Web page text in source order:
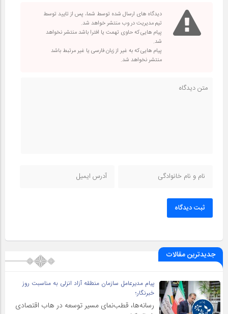
دیدگاه های ارسال شده توسط شما، پس از تایید توسط
تیم مدیریت در وب منتشر خواهد شد.
پیام هایی که حاوی تهمت یا افترا باشد منتشر نخواهد
شد.
پیام هایی که به غیر از زبان فارسی یا غیر مرتبط باشد
منتشر نخواهد شد.
ثبت دیدگاه
جدیدترین مقالات
پیام مدیرعامل سازمان منطقه آزاد انزلی به مناسبت روز
خبرنگار؛
رسانه‌ها، قطب‌نمای مسیر توسعه در هاب اقتصادی